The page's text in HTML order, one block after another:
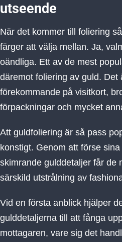
utseende
När det kommer till foliering
färger att välja mellan. Ja,
oändliga. Ett av de mest
däremot foliering av guld. Det
förekommande på visitkort,
förpackningar och mycket
Att guldfoliering är så pass
konstigt. Genom att förse
skimrande gulddetaljer får de
särskild utstrålning av
Vid en första anblick hjälper
gulddetaljerna till att fånga
mottagaren, vare sig det